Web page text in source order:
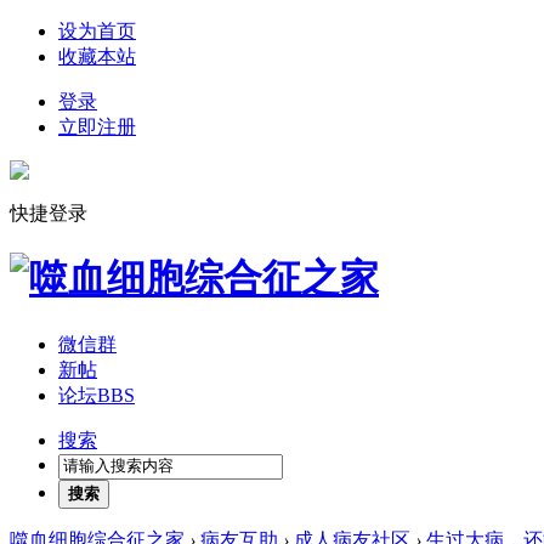
设为首页
收藏本站
登录
立即注册
快捷登录
微信群
新帖
论坛BBS
搜索
搜索
噬血细胞综合征之家 › 病友互助 › 成人病友社区 › 生过大病，